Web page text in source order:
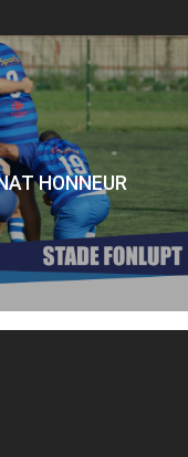
HONNEUR